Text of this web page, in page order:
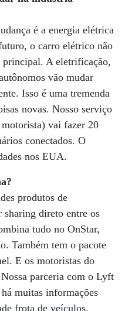
é a energia elétrica
o carro elétrico não
principal. A eletrificação,
vão mudar
Isso é uma tremenda
novas. Nosso serviço
vai fazer 20
conectados. O
nos EUA.
produtos de
direto entre os
tudo no OnStar,
Também tem o pacote
E os motoristas do
parceria com o Lyft
muitas informações
frota de veículos.